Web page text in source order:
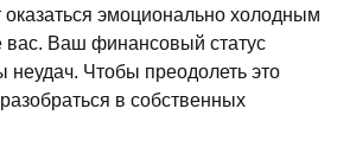
оказаться эмоционально холодным
вас. Ваш финансовый статус
неудач. Чтобы преодолеть это
в собственных